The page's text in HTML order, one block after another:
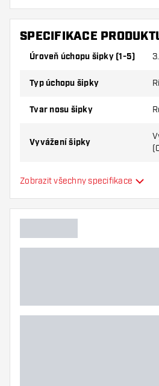
GOAT Podium Black Red 80%
šipek obsahuje:3ks Šipek, 3ks
v sadě.
SPECIFIKACE
Úroveň úchopu šipky (1-5)
Typ úchopu šipky
Tvar nosu šipky
Vyvážení šipky
Materiál šipky
Úchop nosu šipky
Tvar šipky
Zobrazit všechny specifikace